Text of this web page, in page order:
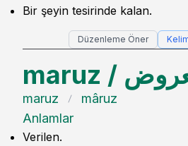
Bir şeyin tesirinde kalan.
Düzenleme Öner
maruz /
maruz
mâruz
Anlamlar
Verilen.